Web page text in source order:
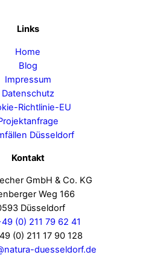
Links
Home
Blog
Impressum
Datenschutz
Richtlinie-EU
Düsseldorf
Kontakt
GmbH & Co. KG
Weg 166
Düsseldorf
(0) 211 79 62 41
(0) 211 17 90 128
duesseldorf.de